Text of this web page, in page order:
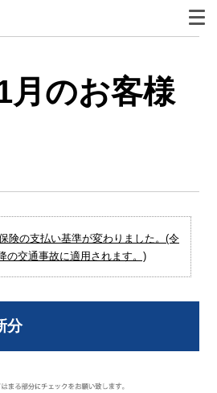
月のお客様
険の支払い基準が変わりました。(令
の交通事故に適用されます。)
分